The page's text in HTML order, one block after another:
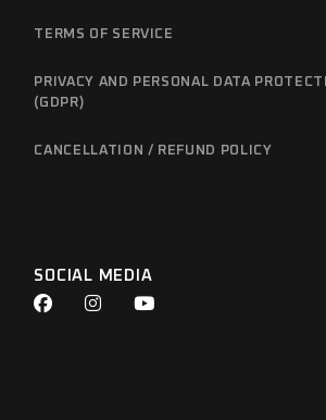
TERMS OF SERVICE
PRIVACY AND PERSONAL DATA
(GDPR)
CANCELLATION / REFUND POLICY
SOCIAL MEDIA